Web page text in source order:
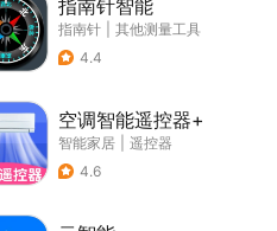
指南针智能
指南针
其他测量工具
4.4
空调智能遥控器+
智能家居
遥控器
4.6